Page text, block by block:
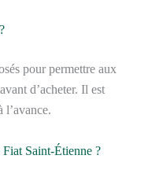
pour permettre aux
d’acheter. Il est
l’avance.
Fiat Saint-Étienne ?